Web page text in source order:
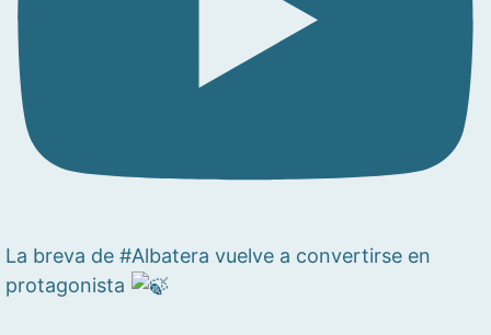
La breva de #Albatera vuelve a convertirse en
protagonista